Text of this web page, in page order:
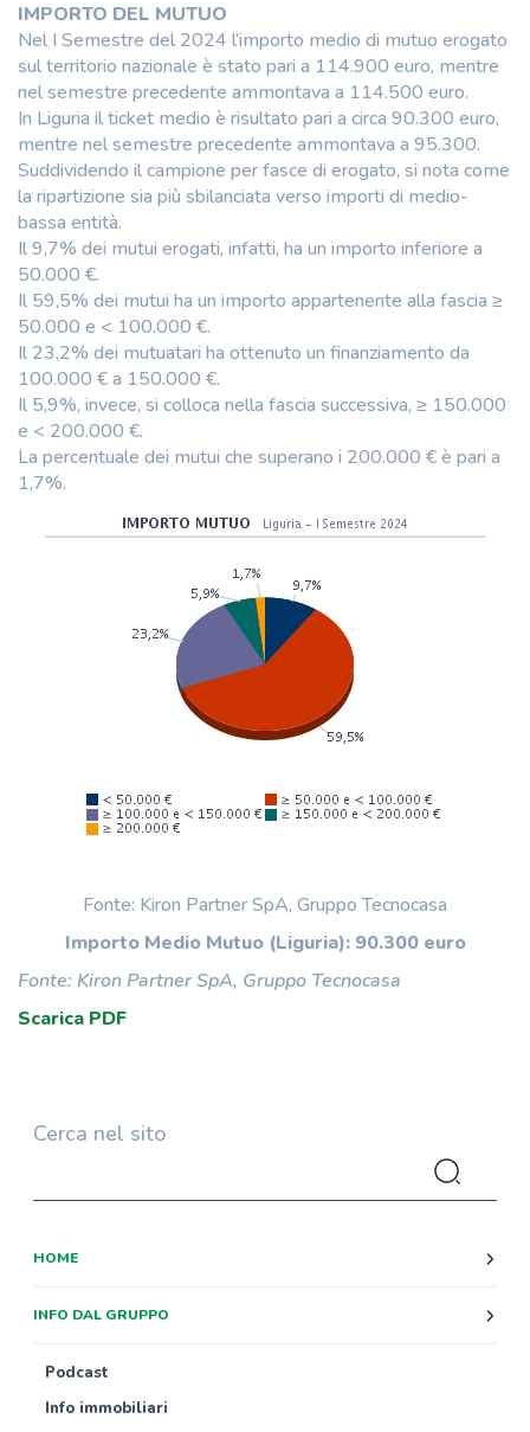
IMPORTO DEL MUTUO
Nel I Semestre del 2024 l’importo medio di mutuo erogato
sul territorio nazionale è stato pari a 114.900 euro, mentre
nel semestre precedente ammontava a 114.500 euro.
In Liguria il ticket medio è risultato pari a circa 90.300 euro,
mentre nel semestre precedente ammontava a 95.300.
Suddividendo il campione per fasce di erogato, si nota come
la ripartizione sia più sbilanciata verso importi di medio-
bassa entità.
Il 9,7% dei mutui erogati, infatti, ha un importo inferiore a
50.000 €.
Il 59,5% dei mutui ha un importo appartenente alla fascia ≥
50.000 e < 100.000 €.
Il 23,2% dei mutuatari ha ottenuto un finanziamento da
100.000 € a 150.000 €.
Il 5,9%, invece, si colloca nella fascia successiva, ≥ 150.000
e < 200.000 €.
La percentuale dei mutui che superano i 200.000 € è pari a
1,7%.
Fonte: Kiron Partner SpA, Gruppo Tecnocasa
Importo Medio Mutuo (Liguria): 90.300 euro
Fonte: Kiron Partner SpA, Gruppo Tecnocasa
Scarica PDF
Cerca nel sito
HOME
INFO DAL GRUPPO
Podcast
Info immobiliari